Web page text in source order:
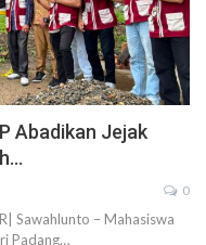
Abadikan Jejak
0
Sawahlunto – Mahasiswa
Padang…